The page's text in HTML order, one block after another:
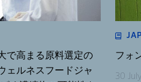
で高まる原料選定の
ェルネスフードジャ
フォ
30